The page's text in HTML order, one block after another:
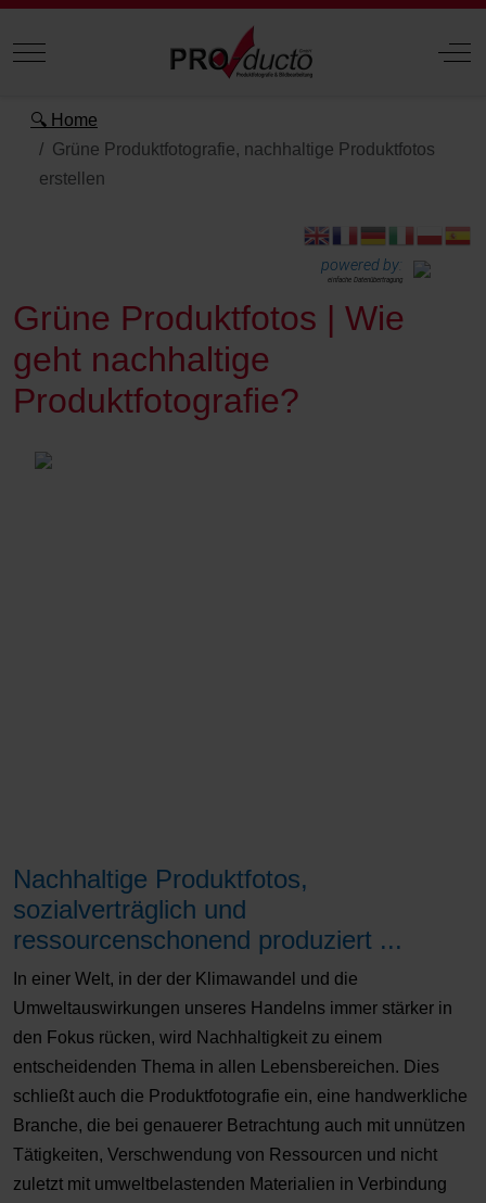
Mobile Menu Toggle Off-
🔍 Home
Grüne Produktfotografie, nachhaltige Produktfotos
erstellen
powered by:
einfache Datenübertragung
Grüne Produktfotos | Wie
geht nachhaltige
Produktfotografie?
Nachhaltige Produktfotos,
sozialverträglich und
ressourcenschonend produziert ...
In einer Welt, in der der Klimawandel und die
Umweltauswirkungen unseres Handelns immer stärker in
den Fokus rücken, wird Nachhaltigkeit zu einem
entscheidenden Thema in allen Lebensbereichen. Dies
schließt auch die Produktfotografie ein, eine handwerkliche
Branche, die bei genauerer Betrachtung auch mit unnützen
Tätigkeiten, Verschwendung von Ressourcen und nicht
zuletzt mit umweltbelastenden Materialien in Verbindung